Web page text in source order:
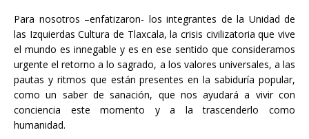
Para nosotros –enfatizaron- los integrantes de la Unidad de
las Izquierdas Cultura de Tlaxcala, la crisis civilizatoria que vive
el mundo es innegable y es en ese sentido que consideramos
urgente el retorno a lo sagrado, a los valores universales, a las
pautas y ritmos que están presentes en la sabiduría popular,
como un saber de sanación, que nos ayudará a vivir con
conciencia este momento y a la trascenderlo como
humanidad.